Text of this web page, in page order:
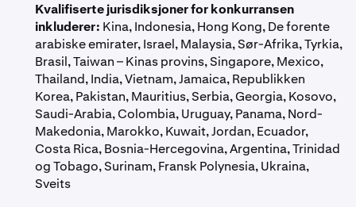
Kvalifiserte jurisdiksjoner for konkurransen
inkluderer: Kina, Indonesia, Hong Kong, De forente
arabiske emirater, Israel, Malaysia, Sør-Afrika, Tyrkia,
Brasil, Taiwan – Kinas provins, Singapore, Mexico,
Thailand, India, Vietnam, Jamaica, Republikken
Korea, Pakistan, Mauritius, Serbia, Georgia, Kosovo,
Saudi-Arabia, Colombia, Uruguay, Panama, Nord-
Makedonia, Marokko, Kuwait, Jordan, Ecuador,
Costa Rica, Bosnia-Hercegovina, Argentina, Trinidad
og Tobago, Surinam, Fransk Polynesia, Ukraina,
Sveits